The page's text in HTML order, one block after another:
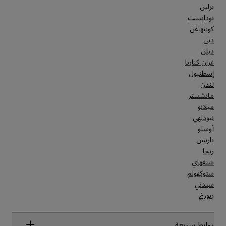
برلين
بودابست
كوبنهاغن
دبي
دبلن
غران كناريا
إسطنبول
لندن
مانشستر
ميلانو
نيودلهي
أوسلو
باريس
ريجا
شنغهاي
ستوكهولم
سيدني
زيورخ